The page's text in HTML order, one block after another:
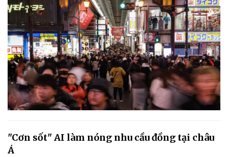
"Cơn sốt" AI làm nóng nhu cầu đồng tại châu
Á